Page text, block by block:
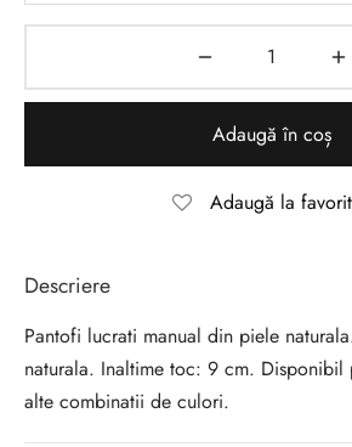
Adaugă în coș
Adaugă la
Descriere
Pantofi lucrati manual din piele
naturala. Inaltime toc: 9 cm. Disponibil
alte combinatii de culori.